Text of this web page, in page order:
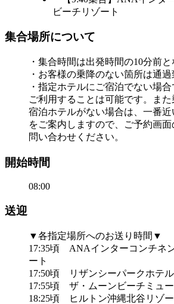
ビーチリゾート
集合場所について
・集合時間は出発時間の10分前と
・お客様の乗降のない箇所は通過
・指定ホテルにご宿泊でない場
ご利用することは可能です。ま
宿泊ホテルがない場合は、一番
をご案内しますので、ご予約画
問い合わせください。
開始時間
08:00
送迎
▼各指定場所へのお送り時間▼
17:35頃 ANAインターコンチネ
ート
17:50頃 リザンシーパークホテ
17:55頃 ザ・ムーンビーチミュ
18:25頃 ヒルトン沖縄北谷リゾー